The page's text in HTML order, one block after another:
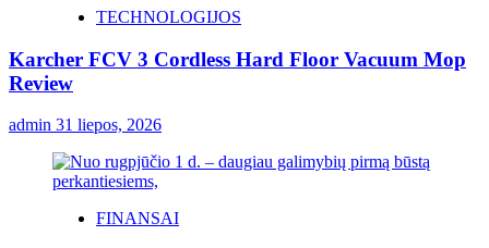
TECHNOLOGIJOS
Karcher FCV 3 Cordless Hard Floor Vacuum Mop
Review
admin 31 liepos, 2026
FINANSAI